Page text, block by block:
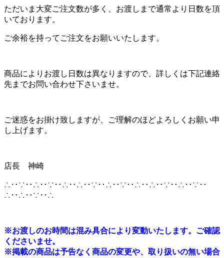
ただいま大変ご注文数が多く、お渡しまで通常より日数を頂
いております。
ご余裕を持ってご注文をお願いいたします。
商品によりお渡し日数は異なりますので、詳しくは下記連絡
先までお問い合わせ下さいませ。
ご迷惑をお掛け致しますが、ご理解のほどよろしくお願い申
し上げます。
店長 神崎
∴‥∵‥∴‥∵‥∴‥∴‥∵‥∴‥∵‥∴‥∴‥∵‥∴‥∵‥
∴‥∴‥∵‥∴
※お渡しのお時間は混み具合により変動いたします。ご確認
くださいませ。
※掲載の商品は予告なく商品の変更や、取り扱いの無い場合